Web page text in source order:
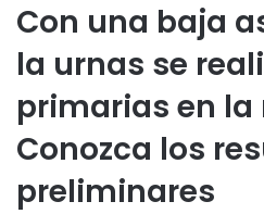
Con una baja
la urnas se
primarias en la
Conozca los
preliminares